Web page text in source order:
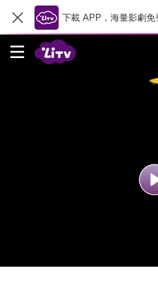
下載 APP，海量影劇免